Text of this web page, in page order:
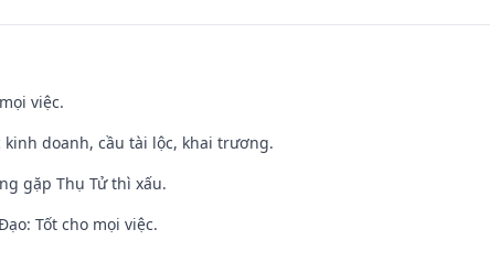
việc.
kinh doanh, cầu tài lộc, khai trương.
gặp Thụ Tử thì xấu.
Tốt cho mọi việc.